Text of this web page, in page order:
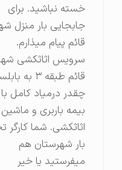
خسته نباشید. برای
جابجایی بار منزل شهرک
قائم پیام میذارم.
سرویس اثاثکشی شهرک
قائم طبقه ۳ به بابلسر
چقدر درمیاد کامل با
بیمه باربری و ماشین
اثاثکشی. شما کارگر تخلیه
بار شهرستان هم
میفرستید یا خیر